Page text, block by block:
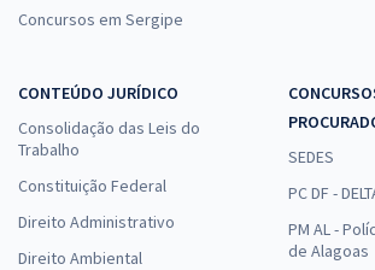
Concursos em Sergipe
CONTEÚDO JURÍDICO
Consolidação das Leis do
Trabalho
Constituição Federal
Direito Administrativo
Direito Ambiental
SEDES
PC DF -
PM AL -
de Alagoas